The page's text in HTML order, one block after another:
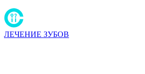
ЛЕЧЕНИЕ ЗУБОВ